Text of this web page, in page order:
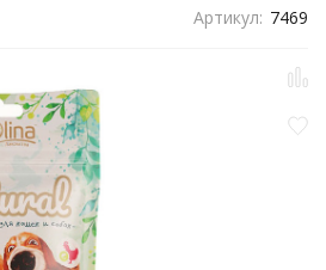
Артикул: 7469